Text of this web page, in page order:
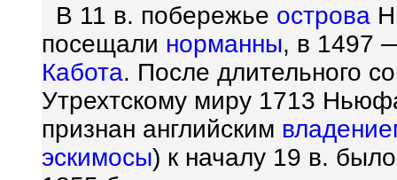
В 11 в. побережье острова
посещали норманны, в 1497
Кабота. После длительного
Утрехтскому миру 1713
признан английским
эскимосы) к началу 19 в.